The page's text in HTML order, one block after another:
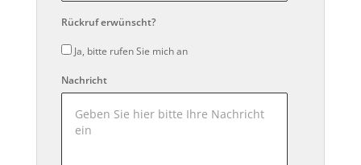
Rückruf erwünscht?
Ja, bitte rufen Sie mich an
Nachricht